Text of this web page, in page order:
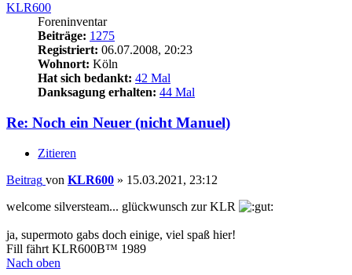
KLR600
Foreninventar
Beiträge: 1275
Registriert: 06.07.2008, 20:23
Wohnort: Köln
Hat sich bedankt: 42 Mal
Danksagung erhalten: 44 Mal
Re: Noch ein Neuer (nicht Manuel)
Zitieren
Beitrag von KLR600 » 15.03.2021, 23:12
welcome silversteam... glückwunsch zur KLR
ja, supermoto gabs doch einige, viel spaß hier!
Fill fährt KLR600B™ 1989
Nach oben